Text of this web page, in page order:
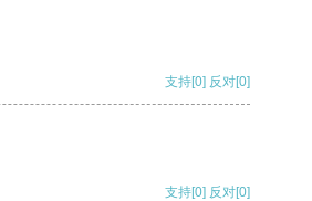
支持[0] 反对[0]
支持[0] 反对[0]